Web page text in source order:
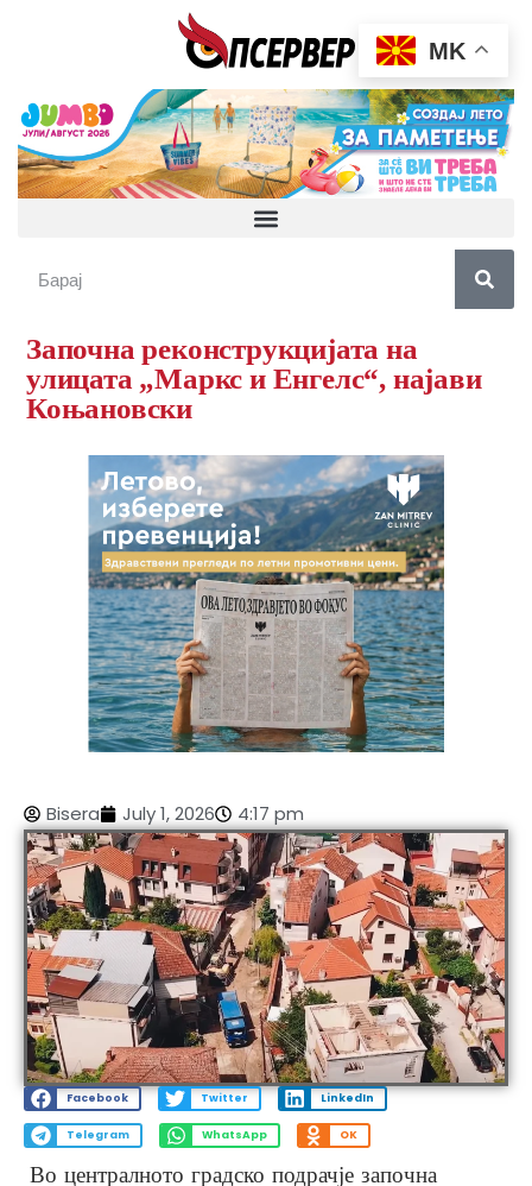
Започна реконструкцијата на
улицата „Маркс и Енгелс“, најави
Коњановски
Bisera July 1, 2026 4:17 pm
Facebook Twitter LinkedIn
Telegram WhatsApp OK
Во централното градско подрачје започна
MK